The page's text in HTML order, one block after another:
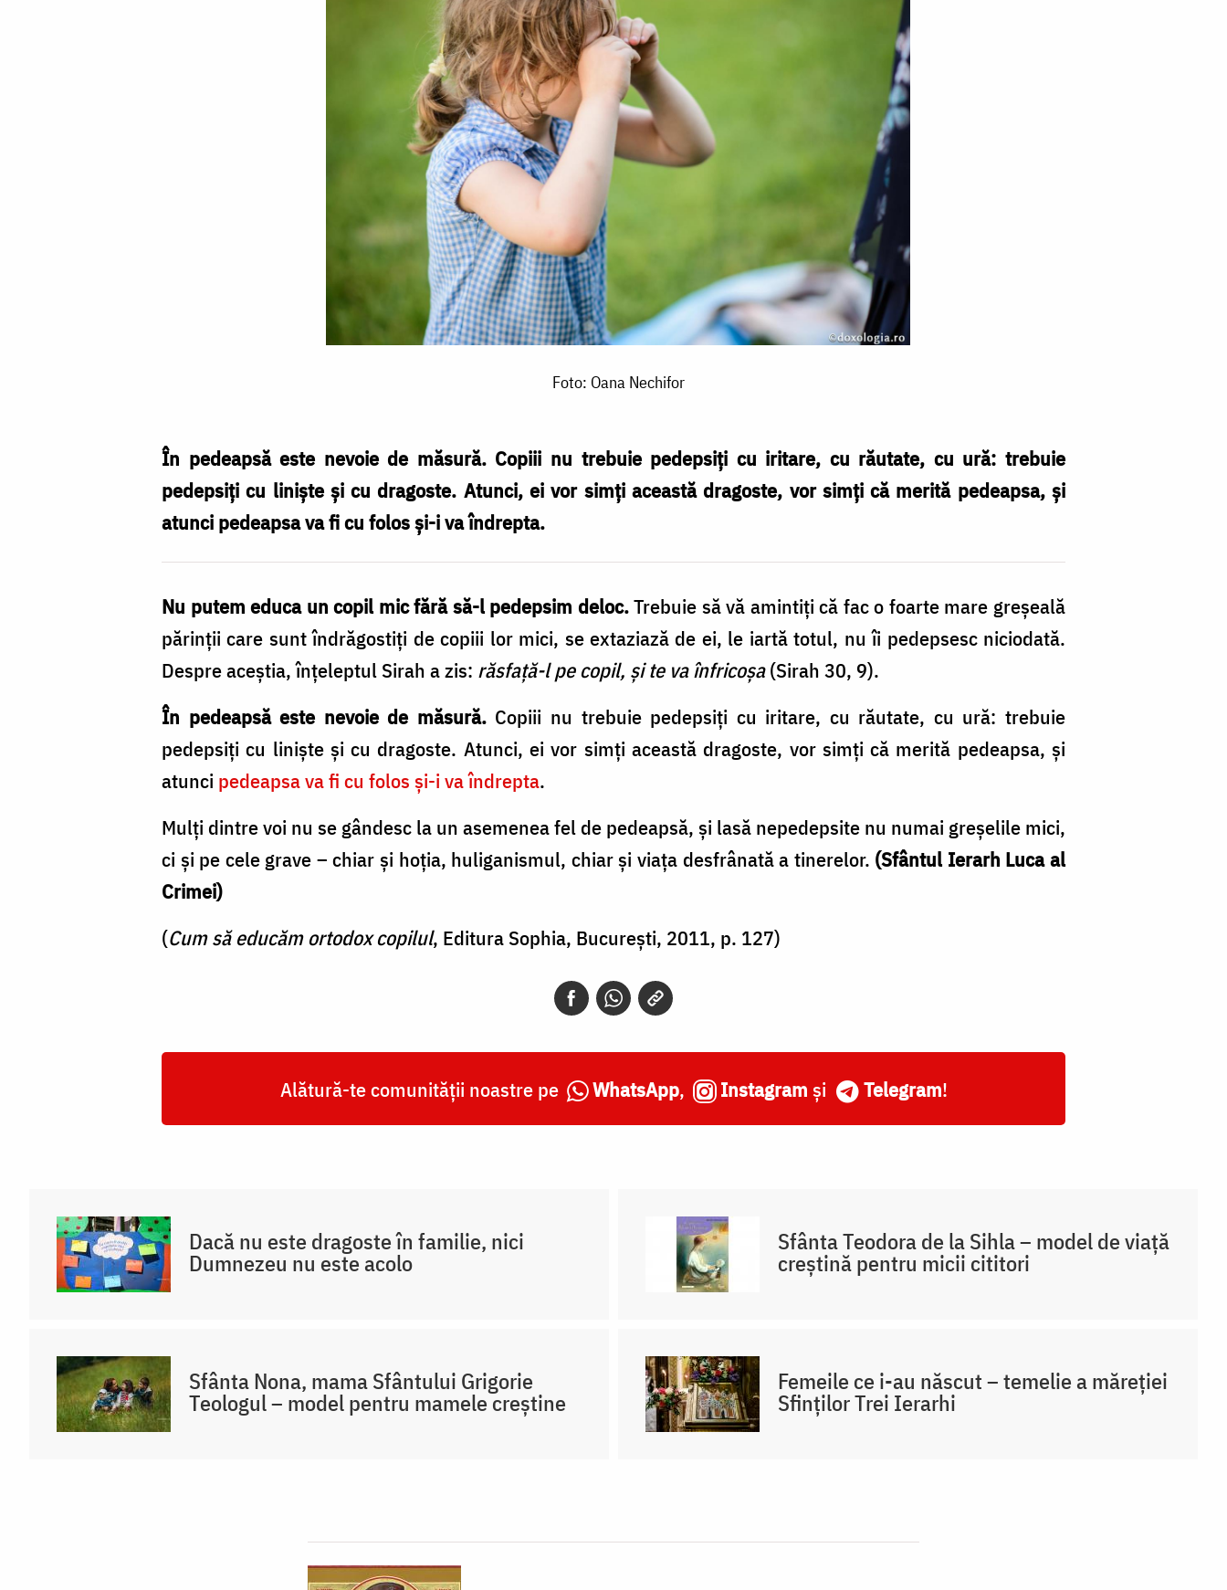
Foto: Oana Nechifor
În pedeapsă este nevoie de măsură. Copiii nu trebuie pedepsiţi cu iritare, cu răutate, cu ură: trebuie
pedepsiţi cu linişte şi cu dragoste. Atunci, ei vor simţi această dragoste, vor simţi că merită pedeapsa, şi
atunci pedeapsa va fi cu folos şi-i va îndrepta.
Nu putem educa un copil mic fără să-l pedepsim deloc.Trebuie să vă amintiţi că fac o foarte mare greşeală
părinţii care sunt îndrăgostiţi de copiii lor mici, se extaziază de ei, le iartă totul, nu îi pedepsesc niciodată.
Despre aceştia, înţeleptul Sirah a zis: răsfaţă-l pe copil, şi te va înfricoşa(Sirah 30, 9).
În pedeapsă este nevoie de măsură.Copiii nu trebuie pedepsiţi cu iritare, cu răutate, cu ură: trebuie
pedepsiţi cu linişte şi cu dragoste. Atunci, ei vor simţi această dragoste, vor simţi că merită pedeapsa, şi
atunci pedeapsa va fi cu folos şi-i va îndrepta.
Mulţi dintre voi nu se gândesc la un asemenea fel de pedeapsă, şi lasă nepedepsite nu numai greşelile mici,
ci şi pe cele grave – chiar şi hoţia, huliganismul, chiar şi viaţa desfrânată a tinerelor. (Sfântul Ierarh Luca al
Crimei)
(Cum să educăm ortodox copilul, Editura Sophia, București, 2011, p. 127)
Alătură-te comunității noastre pe WhatsApp, Instagram și Telegram!
Dacă nu este dragoste în familie, nici
Dumnezeu nu este acolo
Sfânta Teodora de la Sihla – model de viaţă
creştină pentru micii cititori
Sfânta Nona, mama Sfântului Grigorie
Teologul – model pentru mamele creștine
Femeile ce i-au născut – temelie a măreției
Sfinților Trei Ierarhi